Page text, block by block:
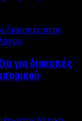
για διακοπές